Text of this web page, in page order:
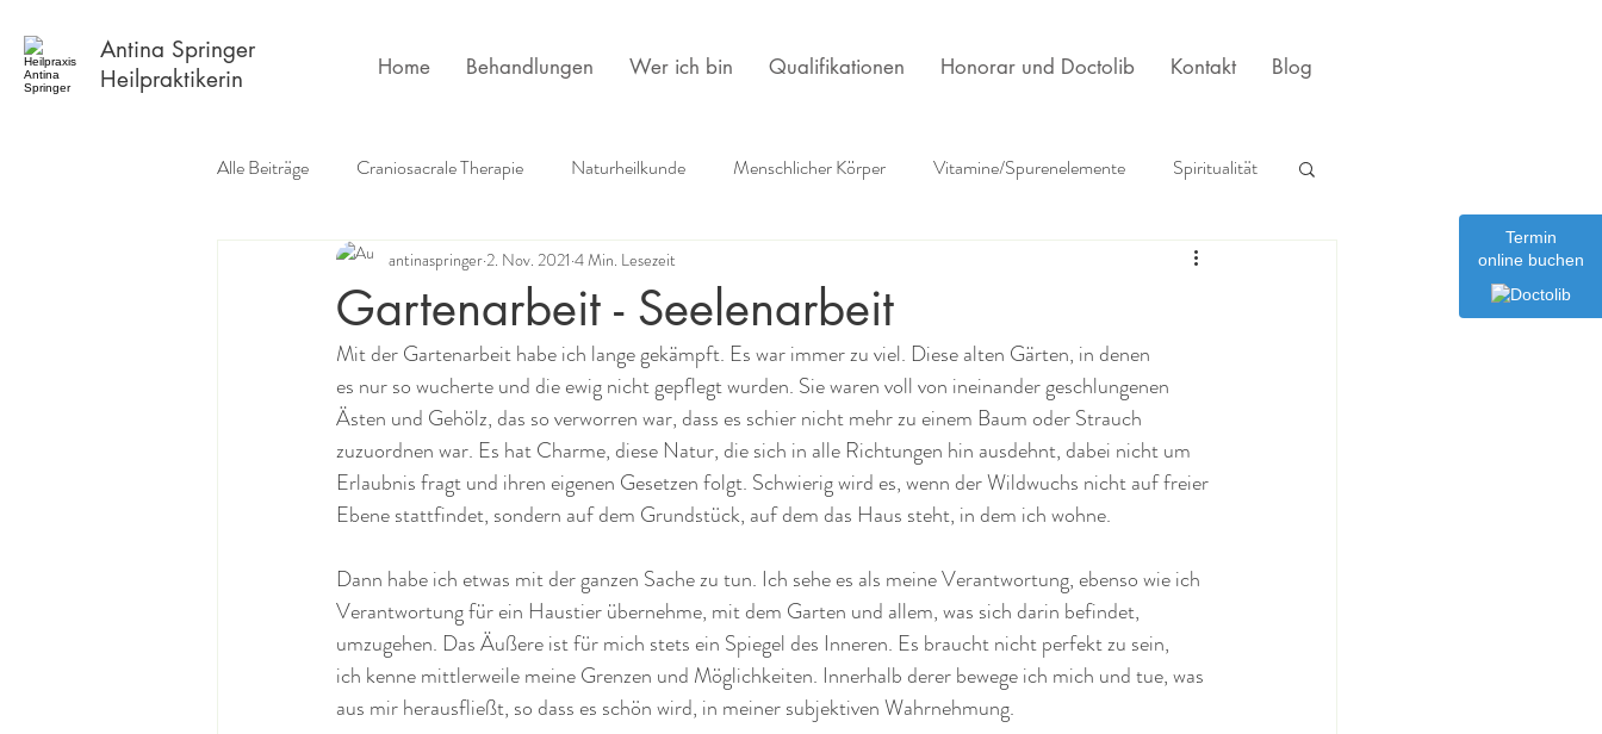
Termin
online buchen
Antina Springer
Heilpraktikerin
Home Behandlungen Wer ich bin Qualifikationen Honorar und Doctolib Kontakt Blog
Alle Beiträge Craniosacrale Therapie Naturheilkunde Menschlicher Körper Vitamine/Spurenelemente Spiritualität
Erfahrungsberichte Buchempfehlungen Psychlogie
Gartenarbeit - Seelenarbeit
antinaspringer 2. Nov. 2021 4 Min. Lesezeit
Mit der Gartenarbeit habe ich lange gekämpft. Es war immer zu viel. Diese alten Gärten, in denen
es nur so wucherte und die ewig nicht gepflegt wurden. Sie waren voll von ineinander geschlungenen
Ästen und Gehölz, das so verworren war, dass es schier nicht mehr zu einem Baum oder Strauch
zuzuordnen war. Es hat Charme, diese Natur, die sich in alle Richtungen hin ausdehnt, dabei nicht um
Erlaubnis fragt und ihren eigenen Gesetzen folgt. Schwierig wird es, wenn der Wildwuchs nicht auf freier
Ebene stattfindet, sondern auf dem Grundstück, auf dem das Haus steht, in dem ich wohne.
Dann habe ich etwas mit der ganzen Sache zu tun. Ich sehe es als meine Verantwortung, ebenso wie ich
Verantwortung für ein Haustier übernehme, mit dem Garten und allem, was sich darin befindet,
umzugehen. Das Äußere ist für mich stets ein Spiegel des Inneren. Es braucht nicht perfekt zu sein,
ich kenne mittlerweile meine Grenzen und Möglichkeiten. Innerhalb derer bewege ich mich und tue, was
aus mir herausfließt, so dass es schön wird, in meiner subjektiven Wahrnehmung.